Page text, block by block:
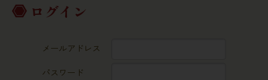
ログイン
メールアドレス
パスワード